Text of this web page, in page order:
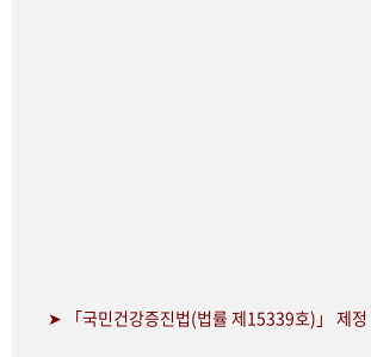
➤ 「국민건강증진법(법률 제15339호)」 제정